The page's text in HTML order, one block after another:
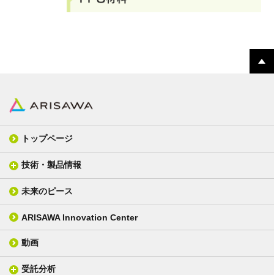
トップページ
技術・製品情報
FPC材料
カバーレイフィルム
銅張り積層板
層間接着シート
3D材料
未来のピース
ARISAWA Innovation Center
動画
受託分析